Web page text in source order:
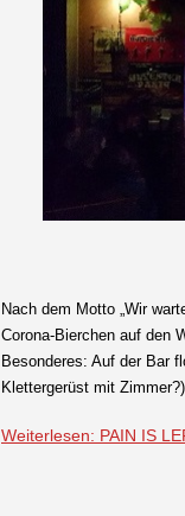
Nach dem Motto „Wir
Corona-Bierchen auf den
Besonderes: Auf der Bar
Klettergerüst mit
Weiterlesen: PAIN IS